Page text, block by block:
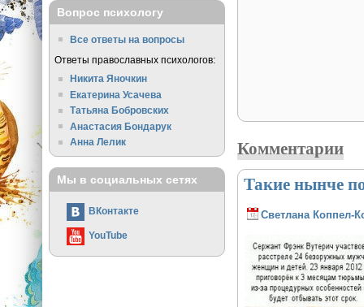
Комментарии
Такие нынче
Светлана Коппел-
Вопрос психологу
Все ответы на вопросы
Ответы православных психологов:
Никита Яночкин
Екатерина Усачева
Татьяна Бобровских
Анастасия Бондарук
Анна Лелик
Мы в социальных сетях
ВКонтакте
YouTube